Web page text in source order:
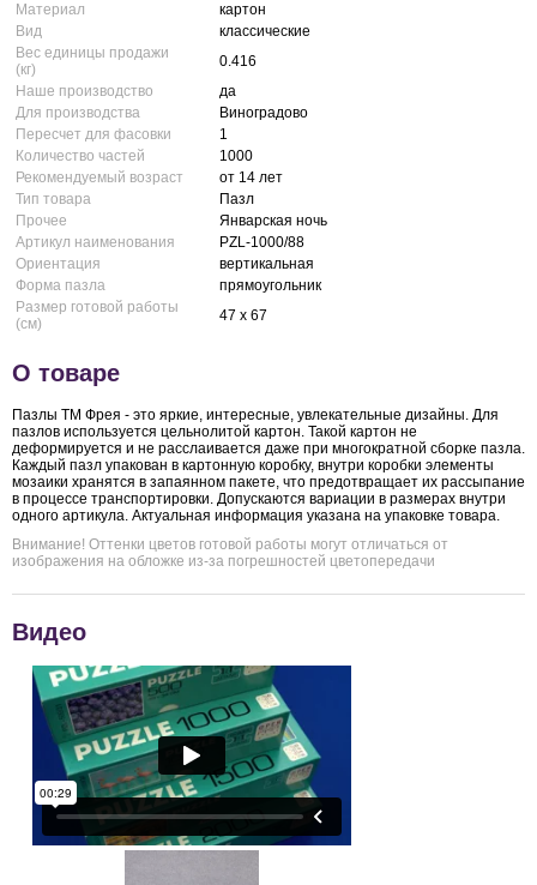
Материал
картон
Вид
классические
Вес единицы продажи
(кг)
0.416
Наше производство
да
Для производства
Виноградово
Пересчет для фасовки
1
Количество частей
1000
Рекомендуемый возраст
от 14 лет
Тип товара
Пазл
Прочее
Январская ночь
Артикул наименования
PZL-1000/88
Ориентация
вертикальная
Форма пазла
прямоугольник
Размер готовой работы
(см)
47 x 67
О товаре
Пазлы ТМ Фрея - это яркие, интересные, увлекательные дизайны. Для
пазлов используется цельнолитой картон. Такой картон не
деформируется и не расслаивается даже при многократной сборке пазла.
Каждый пазл упакован в картонную коробку, внутри коробки элементы
мозаики хранятся в запаянном пакете, что предотвращает их рассыпание
в процессе транспортировки. Допускаются вариации в размерах внутри
одного артикула. Актуальная информация указана на упаковке товара.
Внимание! Оттенки цветов готовой работы могут отличаться от
изображения на обложке из-за погрешностей цветопередачи
Видео